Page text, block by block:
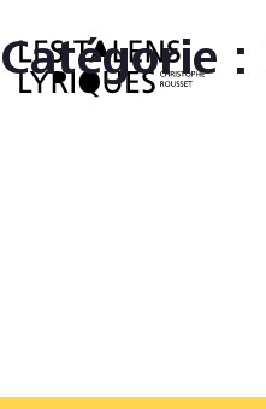
Catégorie :